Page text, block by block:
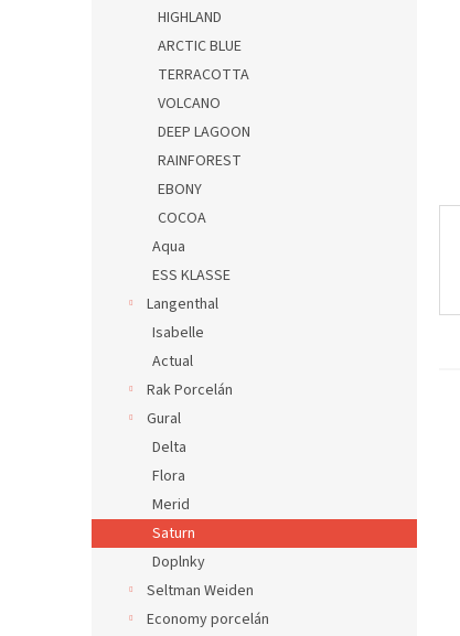
HIGHLAND
ARCTIC BLUE
TERRACOTTA
VOLCANO
DEEP LAGOON
RAINFOREST
EBONY
COCOA
Aqua
ESS KLASSE
Langenthal
Isabelle
Actual
Rak Porcelán
Gural
Delta
Flora
Merid
Saturn
Doplnky
Seltman Weiden
Economy porcelán